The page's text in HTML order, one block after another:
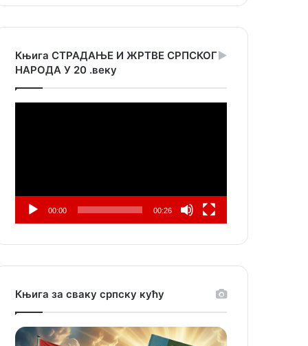
Књига СТРАДАЊЕ И ЖРТВЕ СРПСКОГ
НАРОДА У 20 .веку
00:00 00:26
Књига за сваку српску кућу